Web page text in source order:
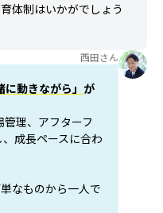
体制はいかがでしょう
西田さん
に動きながら」 が
理、アフターフ
成長ペースに合わ
なものから一人で